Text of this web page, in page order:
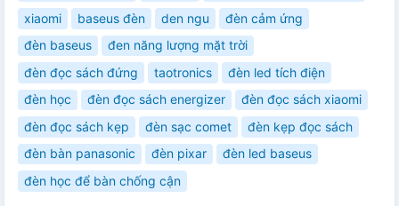
xiaomi
baseus đèn den ngu
đèn cảm ứng
đèn baseus
đen năng lượng mặt trời
đèn đọc sách đứng
taotronics
đèn led tích điện
đèn học
đèn đọc sách energizer
đèn đọc sách xiaomi
đèn đọc sách kẹp
đèn sạc comet
đèn kẹp đọc sách
đèn bàn panasonic
đèn pixar
đèn led baseus
đèn học để bàn chống cận